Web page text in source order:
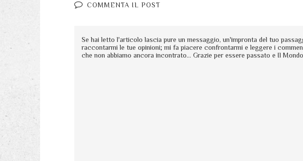
COMMENTA IL POST
Se hai letto l'articolo lascia pure un messaggio, un'impronta del tuo
raccontarmi le tue opinioni; mi fa piacere confrontarmi e leggere i
che non abbiamo ancora incontrato... Grazie per essere passato e Il